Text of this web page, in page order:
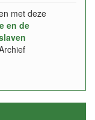
met deze
en de